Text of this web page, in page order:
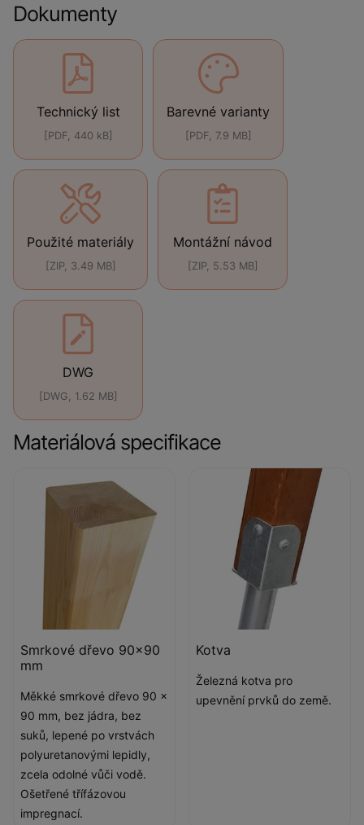
Dokumenty
Technický list
[PDF, 440 kB]
Barevné varianty
[PDF, 7.9 MB]
Použité materiály
[ZIP, 3.49 MB]
Montážní návod
[ZIP, 5.53 MB]
DWG
[DWG, 1.62 MB]
Materiálová specifikace
Smrkové dřevo 90x90
mm
Měkké smrkové dřevo 90 x
90 mm, bez jádra, bez
suků, lepené po vrstvách
polyuretanovými lepidly,
zcela odolné vůči vodě.
Ošetřené třífázovou
impregnací.
Kotva
Železná kotva pro
upevnění prvků do země.